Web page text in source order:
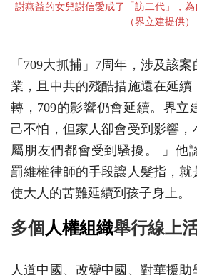
謝燕益的女兒謝信愛成了「訪二代」，為
（界立建提供）
「709大抓捕」7周年，涉及該
業，且中共的殘酷措施還在延
轉，709的影響仍會延續。界立
己不怕，但家人卻會受到影響
屬朋友們都會受到騷擾。 」他
罰維權律師的手段讓人髮指，就
使大人的苦難延續到孩子身上。
多個 人權組織舉行線上
人道中國、改變中國、對華援